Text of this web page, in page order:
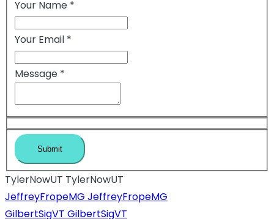
Your Name *
Your Email *
Message *
TylerNowUT TylerNowUT
JeffreyFropeMG JeffreyFropeMG
GilbertSigVT GilbertSigVT